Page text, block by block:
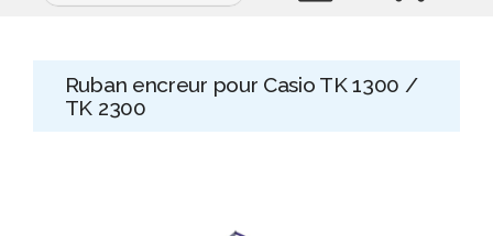
Ruban encreur pour Casio TK 1300 /
TK 2300